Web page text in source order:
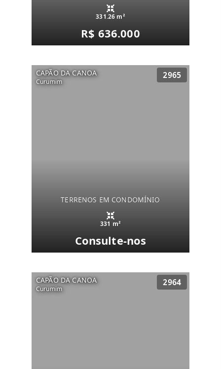
331.26 m²
R$ 636.000
CAPÃO DA CANOA
Curumim
2965
TERRENOS EM CONDOMÍNIO
331 m²
Consulte-nos
CAPÃO DA CANOA
Curumim
2964